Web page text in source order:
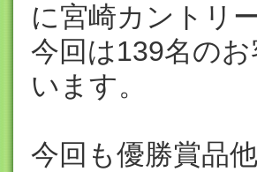
に宮崎カントリ
今回は139名の
います。
今回も優勝賞品